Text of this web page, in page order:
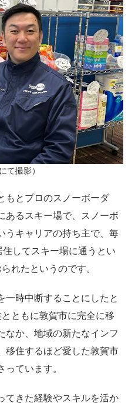
て撮影）
もとプロのスノーボーダ
あるスキー場で、スノーボ
うキャリアの持ち主で、毎
してスキー場に通うとい
れたというのです。
一時中断することにしたと
ともに敦賀市に完全に移
なか、地域の新たなインフ
移住するほど愛した敦賀市
ています。
てきた経験やスキルを活か